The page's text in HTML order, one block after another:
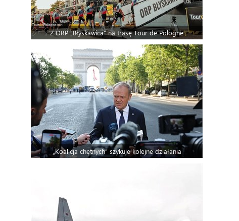
Z ORP „Błyskawica” na trasę Tour de Pologne
„Koalicja chętnych” szykuje kolejne działania